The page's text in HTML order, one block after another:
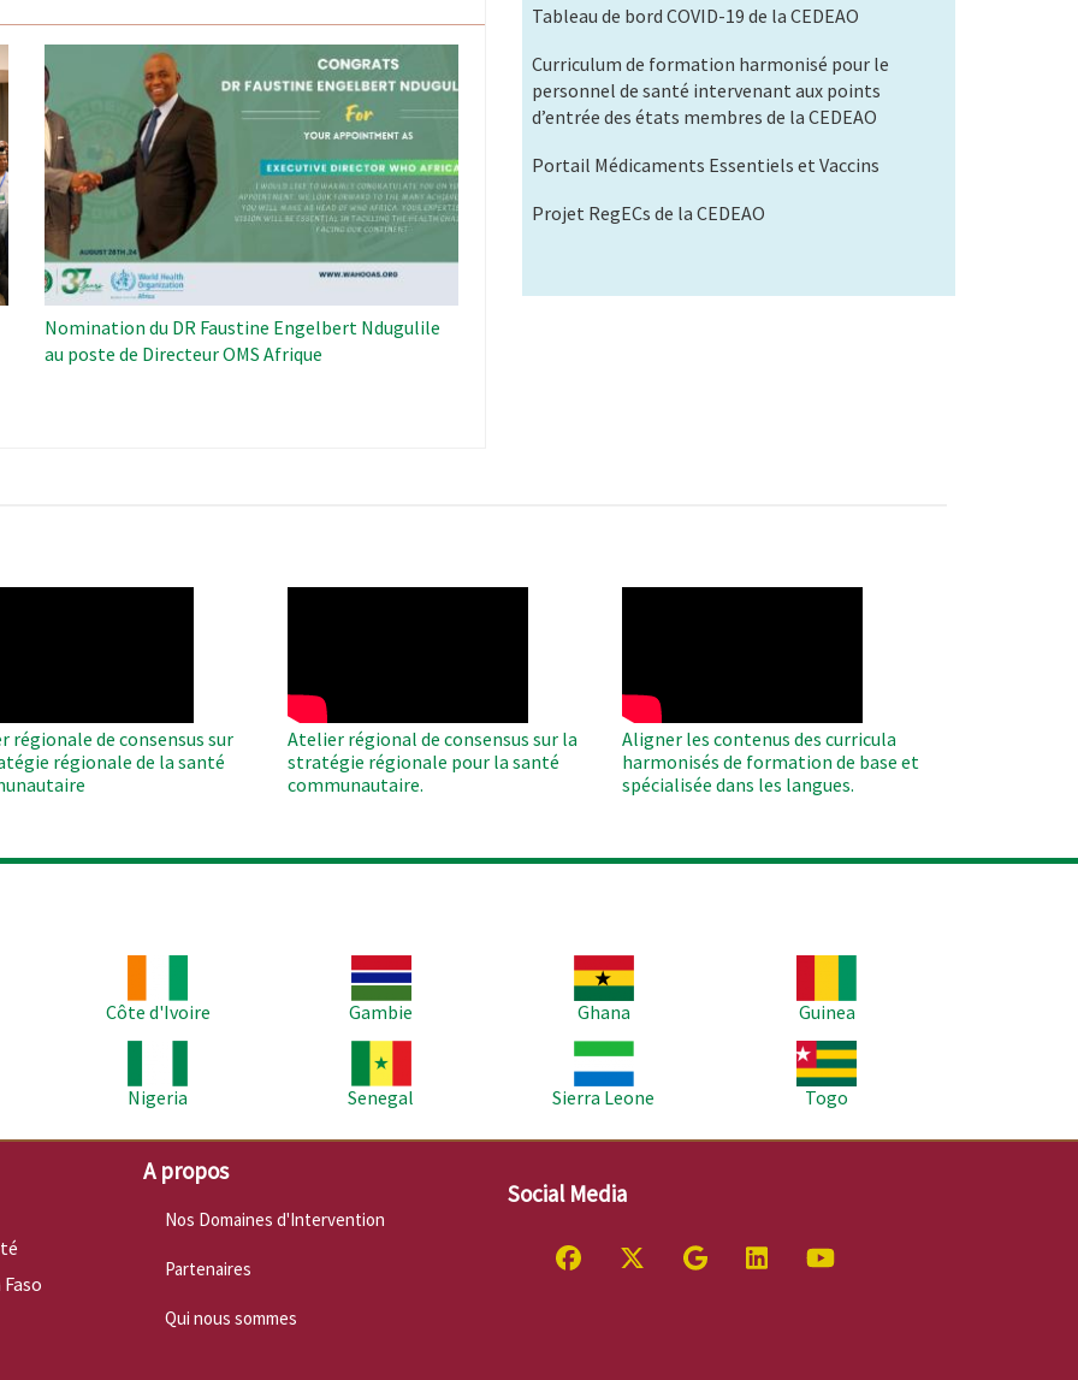
Nomination du DR Faustine Engelbert Ndugulile
au poste de Directeur OMS Afrique
Tableau de bord COVID-19 de la CEDEAO
Curriculum de formation harmonisé pour le
personnel de santé intervenant aux points
d’entrée des états membres de la CEDEAO
Portail Médicaments Essentiels et Vaccins
Projet RegECs de la CEDEAO
régionale de consensus sur
régionale de la santé
Atelier régional de consensus sur la
stratégie régionale pour la santé
communautaire.
Aligner les contenus des curricula
harmonisés de formation de base et
spécialisée dans les langues.
Côte d'Ivoire
Gambie
Ghana
Guinea
Nigeria
Senegal
Sierra Leone
Togo
A propos
Nos Domaines d'Intervention
Partenaires
Qui nous sommes
Social Media